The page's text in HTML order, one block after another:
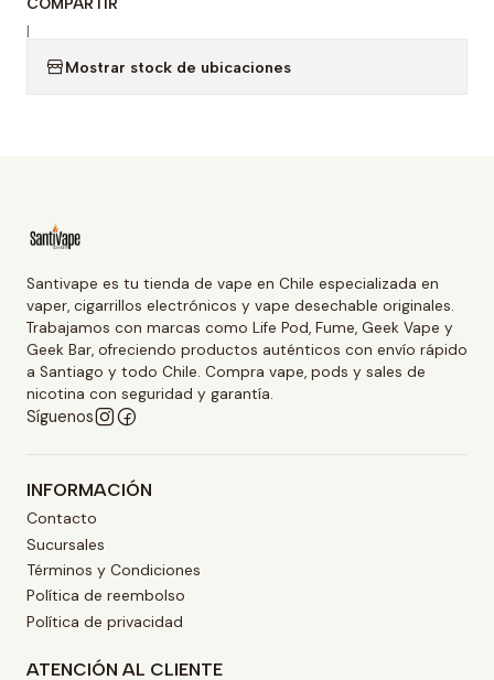
|
Mostrar stock de ubicaciones
Santivape es tu tienda de vape en Chile especializada en
vaper, cigarrillos electrónicos y vape desechable originales.
Trabajamos con marcas como Life Pod, Fume, Geek Vape y
Geek Bar, ofreciendo productos auténticos con envío rápido
a Santiago y todo Chile. Compra vape, pods y sales de
nicotina con seguridad y garantía.
Síguenos
INFORMACIÓN
Contacto
Sucursales
Términos y Condiciones
Política de reembolso
Política de privacidad
ATENCIÓN AL CLIENTE